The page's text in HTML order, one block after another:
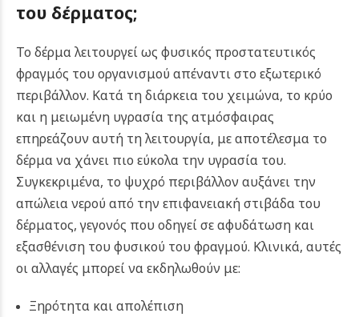
του δέρματος;
Το δέρμα λειτουργεί ως φυσικός προστατευτικός
φραγμός του οργανισμού απέναντι στο εξωτερικό
περιβάλλον. Κατά τη διάρκεια του χειμώνα, το κρύο
και η μειωμένη υγρασία της ατμόσφαιρας
επηρεάζουν αυτή τη λειτουργία, με αποτέλεσμα το
δέρμα να χάνει πιο εύκολα την υγρασία του.
Συγκεκριμένα, το ψυχρό περιβάλλον αυξάνει την
απώλεια νερού από την επιφανειακή στιβάδα του
δέρματος, γεγονός που οδηγεί σε αφυδάτωση και
εξασθένιση του φυσικού του φραγμού. Κλινικά, αυτές
οι αλλαγές μπορεί να εκδηλωθούν με:
Ξηρότητα και απολέπιση